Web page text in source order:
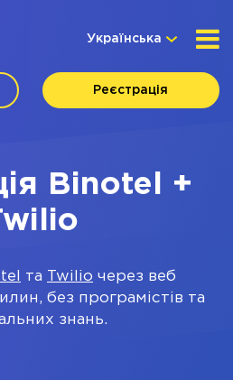
Українська
Реєстрація
Binotel +
та Twilio через веб
без програмістів та
знань.